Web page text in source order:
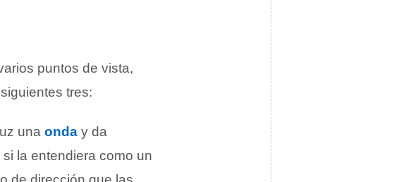
puntos de vista,
tres:
una onda y da
la entendiera como un